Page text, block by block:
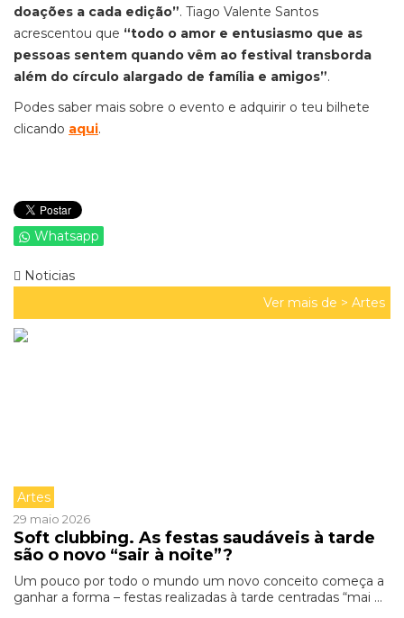
doações a cada edição”. Tiago Valente Santos
acrescentou que “todo o amor e entusiasmo que as
pessoas sentem quando vêm ao festival transborda
além do círculo alargado de família e amigos”.
Podes saber mais sobre o evento e adquirir o teu bilhete
clicando aqui.
Whatsapp
Noticias
Ver mais de > Artes
Artes
29 maio 2026
Soft clubbing. As festas saudáveis à tarde
são o novo “sair à noite”?
Um pouco por todo o mundo um novo conceito começa a
ganhar a forma – festas realizadas à tarde centradas “mai ...